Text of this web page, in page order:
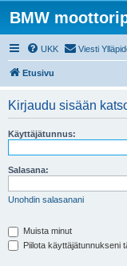
BMW
UKK Viesti
Etusivu
Kirjaudu sisään
Käyttäjätunnus:
Salasana:
Unohdin salasanani
Muista minut
Piilota käyttäjätunnukseni